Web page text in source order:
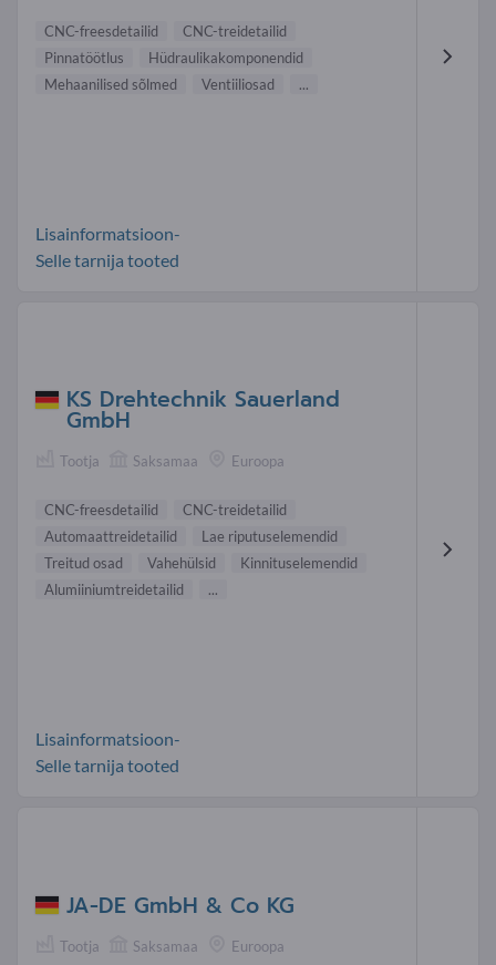
CNC-freesdetailid
CNC-treidetailid
Pinnatöötlus
Hüdraulikakomponendid
Mehaanilised sõlmed
Ventiiliosad ...
Lisainformatsioon-
Selle tarnija tooted
KS Drehtechnik Sauerland
GmbH
Tootja Saksamaa Euroopa
CNC-freesdetailid
CNC-treidetailid
Automaattreidetailid
Lae riputuselemendid
Treitud osad
Vahehülsid
Kinnituselemendid
Alumiiniumtreidetailid
...
Lisainformatsioon-
Selle tarnija tooted
JA-DE GmbH & Co KG
Tootja Saksamaa Euroopa